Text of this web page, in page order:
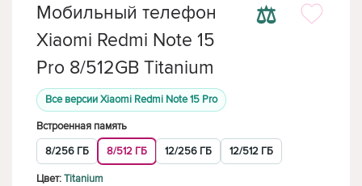
⚖
Мобильный телефон
Xiaomi Redmi Note 15
Pro 8/512GB Titanium
Все версии Xiaomi Redmi Note 15 Pro
Встроенная память
8/256 ГБ
8/512 ГБ 12/256 ГБ 12/512 ГБ
Цвет:Titanium